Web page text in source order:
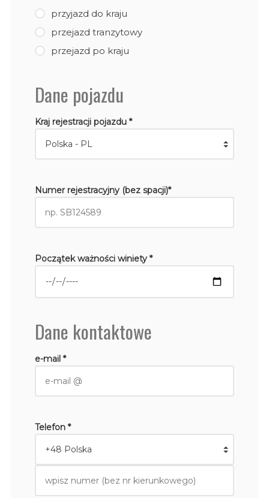
przyjazd do kraju
przejazd tranzytowy
przejazd po kraju
Dane pojazdu
Kraj rejestracji pojazdu *
Numer rejestracyjny (bez spacji)*
Początek ważności winiety *
Dane kontaktowe
e-mail *
Telefon *